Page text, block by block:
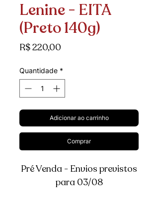
Lenine - EITA
(Preto 140g)
R$ 220,00
Quantidade *
Adicionar ao carrinho
Comprar
Pré Venda - Envios previstos
para 03/08